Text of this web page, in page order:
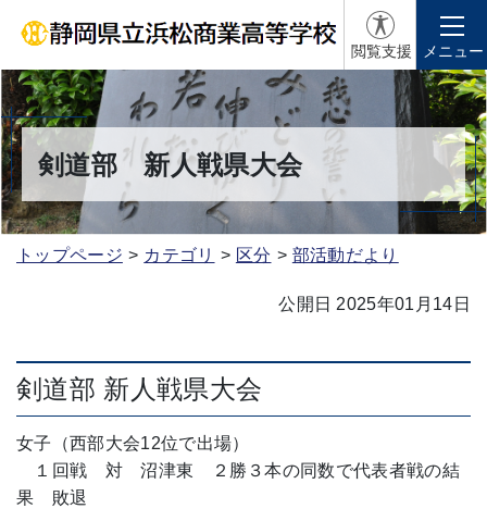
閲覧支援 メニュー
剣道部 新人戦県大会
トップページ カテゴリ 区分 部活動だより
公開日 2025年01月14日
剣道部 新人戦県大会
女子（西部大会12位で出場）
１回戦 対 沼津東 ２勝３本の同数で代表者戦の結
果 敗退